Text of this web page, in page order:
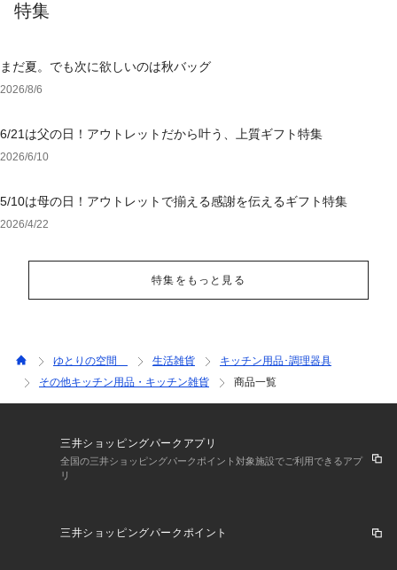
特集
まだ夏。でも次に欲しいのは秋バッグ
2026/8/6
6/21は父の日！アウトレットだから叶う、上質ギフト特集
2026/6/10
5/10は母の日！アウトレットで揃える感謝を伝えるギフト特集
2026/4/22
特集をもっと見る
ゆとりの空間 生活雑貨
キッチン用品･調理器具
その他キッチン用品・キッチン雑貨
商品一覧
三井ショッピングパークアプリ
全国の三井ショッピングパークポイント対象施設でご利用できるアプ
リ
三井ショッピングパークポイント